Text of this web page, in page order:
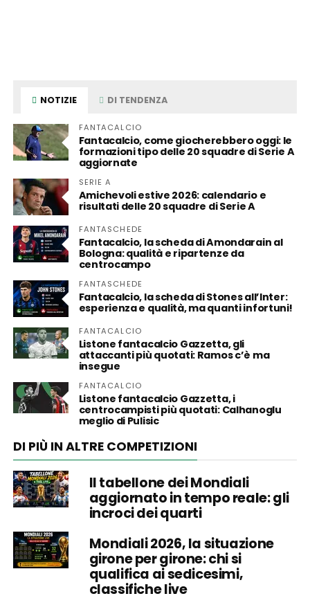
NOTIZIE DI TENDENZA
FANTACALCIO
Fantacalcio, come giocherebbero oggi: le
formazioni tipo delle 20 squadre di Serie A
aggiornate
SERIE A
Amichevoli estive 2026: calendario e
risultati delle 20 squadre di Serie A
FANTASCHEDE
Fantacalcio, la scheda di Amondarain al
Bologna: qualità e ripartenze da
centrocampo
FANTASCHEDE
Fantacalcio, la scheda di Stones all’Inter:
esperienza e qualità, ma quanti infortuni!
FANTACALCIO
Listone fantacalcio Gazzetta, gli
attaccanti più quotati: Ramos c’è ma
insegue
FANTACALCIO
Listone fantacalcio Gazzetta, i
centrocampisti più quotati: Calhanoglu
meglio di Pulisic
DI PIÙ IN ALTRE COMPETIZIONI
Il tabellone dei Mondiali
aggiornato in tempo reale: gli
incroci dei quarti
Mondiali 2026, la situazione
girone per girone: chi si
qualifica ai sedicesimi,
classifiche live